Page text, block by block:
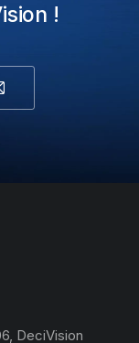
!
DeciVision